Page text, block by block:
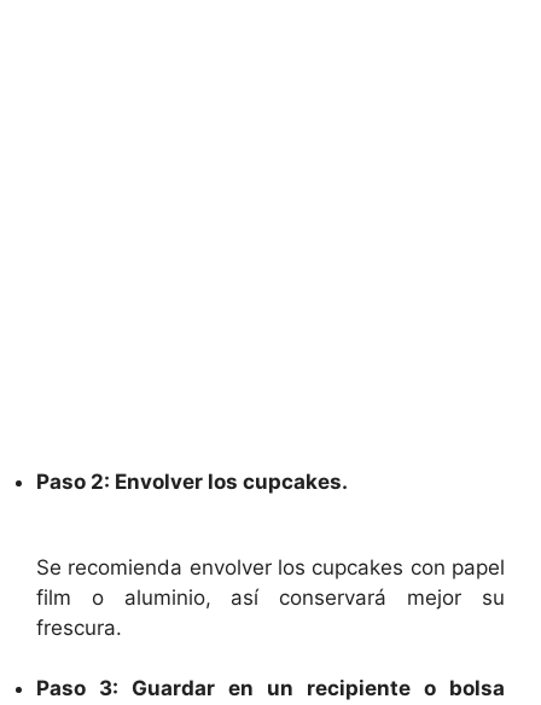
Paso 2: Envolver los cupcakes.
Se recomienda envolver los cupcakes con papel
film o aluminio, así conservará mejor su
frescura.
Paso 3: Guardar en un recipiente o bolsa